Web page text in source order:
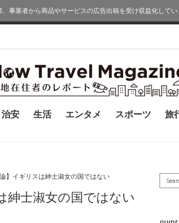
、事業者から商品やサービスの広告出稿を受け収益化してい
治安 生活 エンタメ スポーツ 旅
】イギリスは紳士淑女の国ではない
紳士淑女の国ではない